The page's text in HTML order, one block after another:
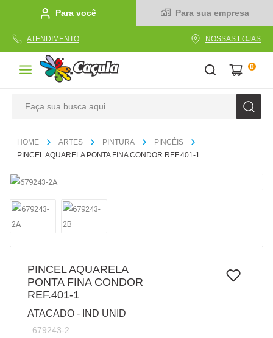
Para você Para sua empresa
ATENDIMENTO NOSSAS LOJAS
0
ARTES PINTURA
PINCÉIS
PINCEL AQUARELA PONTA FINA CONDOR REF.401-1
PINCEL AQUARELA
PONTA FINA CONDOR
REF.401-1
ATACADO - IND UNID
: 679243-2
1º caderno
2
papel